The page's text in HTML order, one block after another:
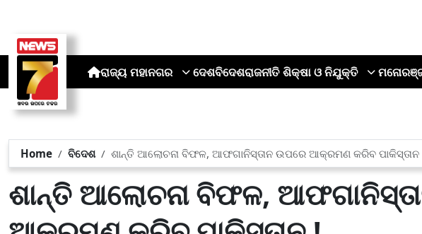
ରାଜ୍ୟ ମହାନଗର ଦେଶବିଦେଶରାଜନୀତି ଶିକ୍ଷା ଓ ନିଯୁକ୍ତି
Home ବିଦେଶ ଶାନ୍ତି ଆଲୋଚନା ବିଫଳ, ଆଫଗାନିସ୍ତାନ ଉପରେ ଆକ୍ରମଣ କରିବ ପାକିସ୍ତାନ
ଶାନ୍ତି ଆଲୋଚନା ବିଫଳ,